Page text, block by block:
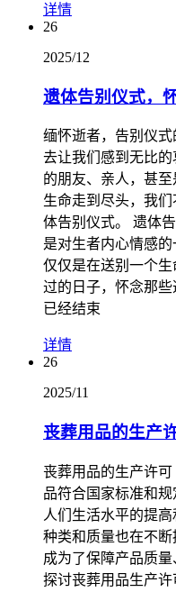
详情
26
2025/12
遗体告别仪式，
缅怀逝者，告别仪
去让我们感到无比的
的朋友、亲人，甚
生命走到尽头，我
体告别仪式。 遗体
是对生者内心情感
仅仅是在送别一个
过的日子，怀念那
已经结束
详情
26
2025/11
丧葬用品的生产
丧葬用品的生产许
品符合国家标准和
人们生活水平的提
种类和质量也在不
成为了保障产品质
探讨丧葬用品生产